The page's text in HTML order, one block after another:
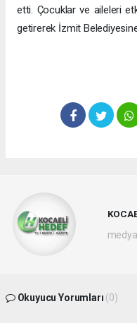
etti. Çocuklar ve aileleri
getirerek İzmit
Okuyucu Yorumları (0)